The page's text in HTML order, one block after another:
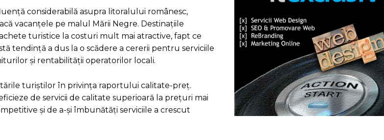
considerabilă asupra litoralului românesc,
vacanțele pe malul Mării Negre. Destinațiile
turistice la costuri mult mai atractive, fapt ce
tendință a dus la o scădere a cererii pentru serviciile
și rentabilității operatorilor locali.
turiștilor în privința raportului calitate-preț.
de servicii de calitate superioară la prețuri mai
și de a-și îmbunătăți serviciile a crescut